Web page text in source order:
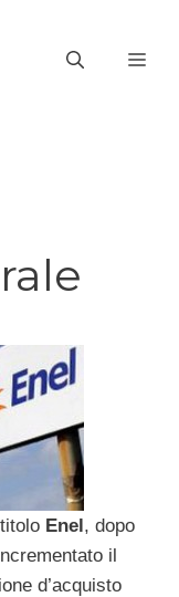
Enel, dopo
il
d’acquisto